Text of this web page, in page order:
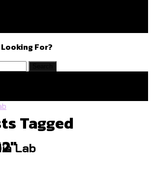
Looking For?
Lab
Tagged